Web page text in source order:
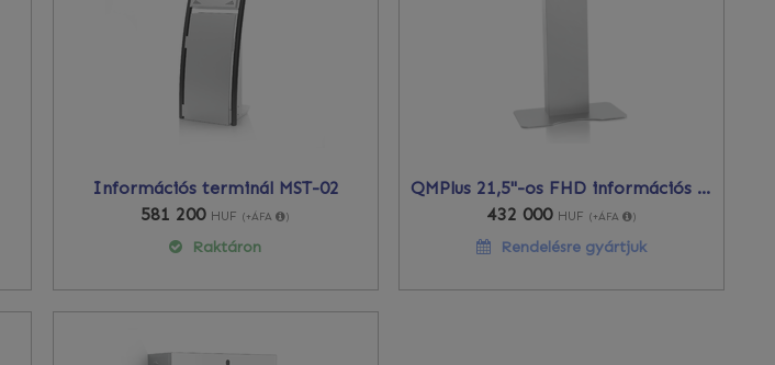
Információs terminál MST-02
581 200 HUF (+ÁFA )
Raktáron
QMPlus 21,5"-os FHD információs terminál
432 000 HUF (+ÁFA )
Rendelésre gyártjuk